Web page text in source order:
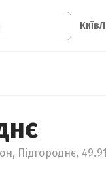
Київ
Підгороднє,